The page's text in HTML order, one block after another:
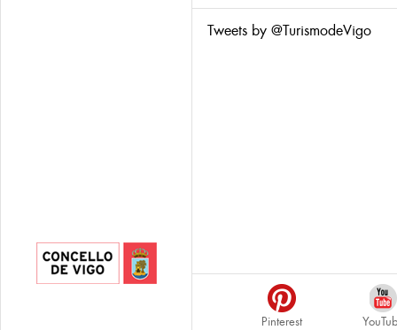
Tweets by @TurismodeVigo
Pinterest